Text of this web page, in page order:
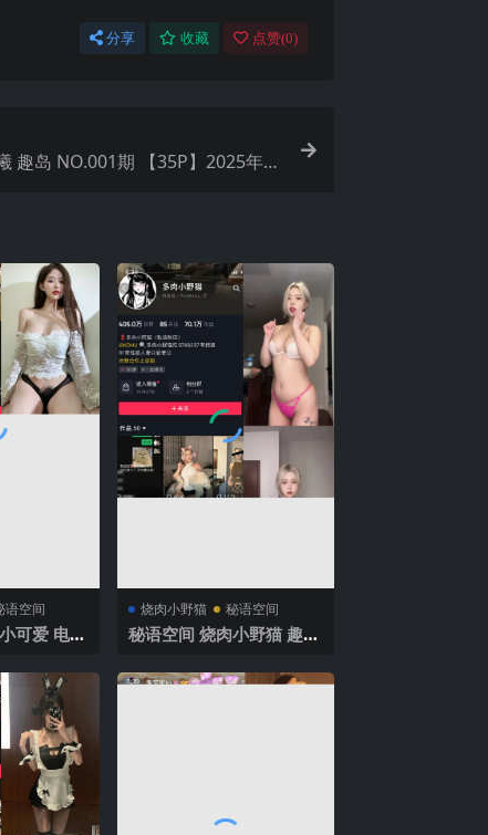
分享 收藏 点赞(0)
趣岛 NO.001期 【35P】2025年最
语空间
可爱 电鸽
烧肉小野猫 秘语空间
秘语空间 烧肉小野猫 趣岛
25年最新完整版